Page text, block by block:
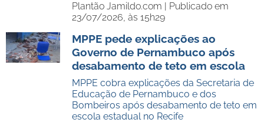
Plantão Jamildo.com | Publicado em
23/07/2026, às 15h29
MPPE pede explicações ao
Governo de Pernambuco após
desabamento de teto em escola
MPPE cobra explicações da Secretaria de
Educação de Pernambuco e dos
Bombeiros após desabamento de teto em
escola estadual no Recife